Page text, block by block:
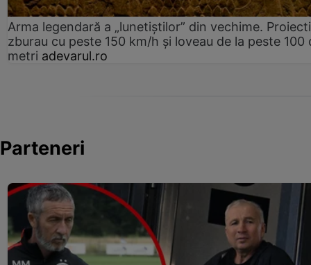
Arma legendară a „lunetiștilor” din vechime.
zburau cu peste 150 km/h și loveau de la peste 100
metri adevarul.ro
Parteneri